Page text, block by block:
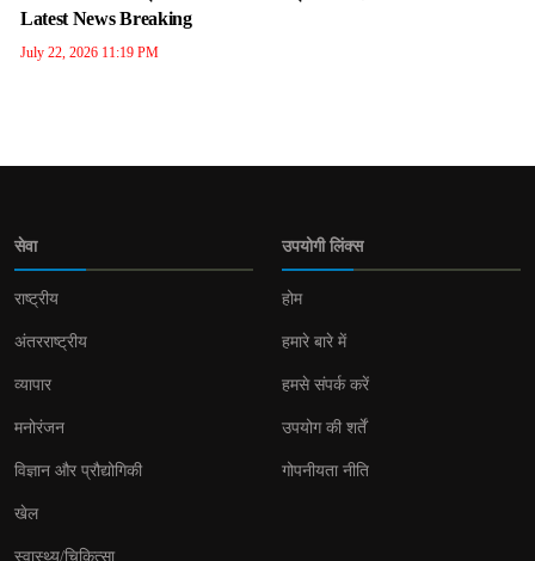
Latest News Breaking
July 22, 2026 11:19 PM
सेवा
राष्ट्रीय
अंतरराष्ट्रीय
व्यापार
मनोरंजन
विज्ञान और प्रौद्योगिकी
खेल
स्वास्थ्य/चिकित्सा
उपयोगी लिंक्स
होम
हमारे बारे में
हमसे संपर्क करें
उपयोग की शर्तें
गोपनीयता नीति